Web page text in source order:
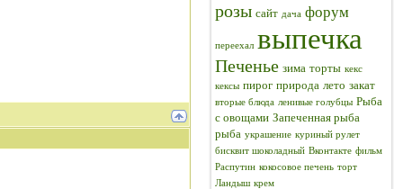
розы сайт дача форум
переехал выпечка
Печенье зима торты кекс
кексы пирог природа лето закат
вторые блюда ленивые голубцы Рыба
с овощами Запеченная рыба
рыба украшение куриный рулет
бисквит шоколадный Вконтакте фильм
Распутин кокосовое печень торт
Ландыш крем